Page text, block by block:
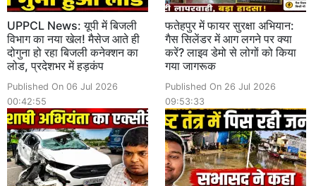
UPPCL News: यूपी में बिजली
विभाग का नया खेल! मैसेज आते ही
दोगुना हो रहा बिजली कनेक्शन का
लोड, प्रदेशभर में हड़कंप
Published On 06 Jul 2026
00:42:55
फतेहपुर में फायर सुरक्षा अभियान:
गैस सिलेंडर में आग लगने पर क्या
करें? लाइव डेमो से लोगों को किया
गया जागरूक
Published On 26 Jul 2026
09:53:33